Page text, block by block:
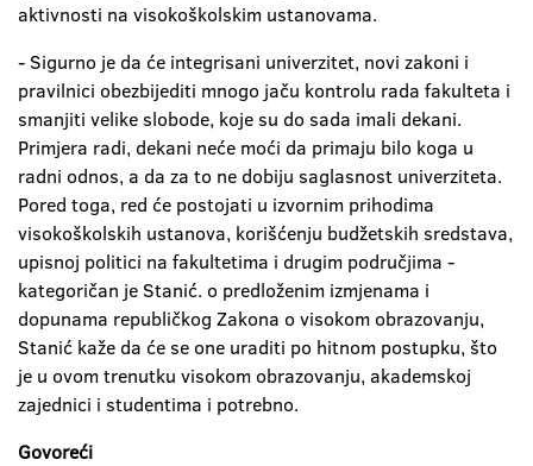
aktivnosti na visokoškolskim ustanovama.
- Sigurno je da će integrisani univerzitet, novi zakoni i
pravilnici obezbijediti mnogo jaču kontrolu rada fakulteta i
smanjiti velike slobode, koje su do sada imali dekani.
Primjera radi, dekani neće moći da primaju bilo koga u
radni odnos, a da za to ne dobiju saglasnost univerziteta.
Pored toga, red će postojati u izvornim prihodima
visokoškolskih ustanova, korišćenju budžetskih sredstava,
upisnoj politici na fakultetima i drugim područjima -
kategoričan je Stanić. o predloženim izmjenama i
dopunama republičkog Zakona o visokom obrazovanju,
Stanić kaže da će se one uraditi po hitnom postupku, što
je u ovom trenutku visokom obrazovanju, akademskoj
zajednici i studentima i potrebno.
Govoreći